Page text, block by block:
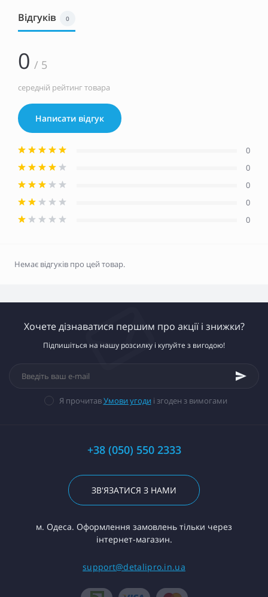
Відгуків 0
0 / 5
середній рейтинг товара
Написати відгук
0
0
0
0
0
Немає відгуків про цей товар.
Хочете дізнаватися першим про акції і знижки?
Підпишіться на нашу розсилку і купуйте з вигодою!
Я прочитавУмови угоди і згоден з вимогами
+38 (050) 550 2333
ЗВ'ЯЗАТИСЯ З НАМИ
м. Одеса. Оформлення замовлень тільки через
інтернет-магазин.
support@detalipro.in.ua